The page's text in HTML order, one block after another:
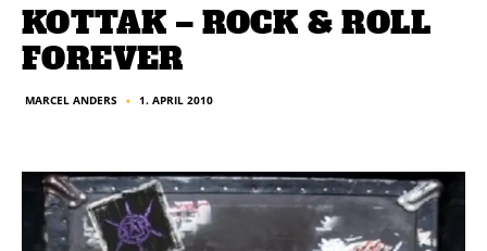
KOTTAK – ROCK & ROLL
FOREVER
MARCEL ANDERS ■ 1. APRIL 2010